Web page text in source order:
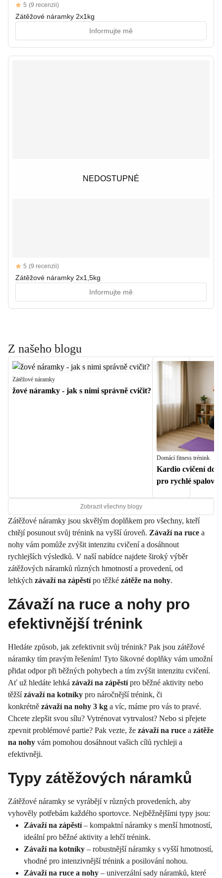
Reviews
5 out of 5 stars
5 (9 recenzii)
Zátěžové náramky 2x1kg
Informujte mě
NEDOSTUPNÉ
NEDOSTUPNÉ
Reviews
5 out of 5 stars
5 (9 recenzii)
Zátěžové náramky 2x1,5kg
Informujte mě
Z našeho blogu
Zátěžové náramky
žové náramky - jak s nimi správně cvičit?
Domácí fitness trénink
Kardio cvičení
pro rychlé
Zobrazit všechny blogy
Zátěžové náramky jsou skvělým doplňkem pro všechny, kteří
chtějí posunout svůj trénink na vyšší úroveň. Závaží na ruce a
nohy vám pomůže zvýšit intenzitu cvičení a dosáhnout
rychlejších výsledků. V naší nabídce najdete široký výběr
zátěžových náramků různých hmotností a provedení, od
lehkých závaží na zápěstípo těžké zátěže na nohy.
Závaží na ruce a nohy pro
efektivnější trénink
Hledáte způsob, jak zefektivnit svůj trénink? Pak jsou zátěžové
náramky tím pravým řešením! Tyto šikovné doplňky vám umožní
přidat odpor při běžných pohybech a tím zvýšit intenzitu cvičení.
Ať už hledáte lehká závaží na zápěstípro běžné aktivity nebo
těžšízávaží na kotníky pro náročnější trénink, či
konkrétně závaží na nohy 3 kg a víc, máme pro vás to pravé.
Chcete zlepšit svou sílu? Vytrénovat vytrvalost? Nebo si přejete
zpevnit problémové partie? Pak vezte, že závaží na ruce a zátěže
na nohy vám pomohou dosáhnout vašich cílů rychleji a
efektivněji.
Typy zátěžových náramků
Zátěžové náramky se vyrábějí v různých provedeních, aby
vyhověly potřebám každého sportovce. Nejběžnějšími typy jsou:
Závaží na zápěstí– kompaktní náramky s menší hmotností,
ideální pro běžné aktivity a lehčí trénink.
Závaží na kotníky – robustnější náramky s vyšší hmotností,
vhodné pro intenzivnější trénink a posilování nohou.
Závaží na ruce a nohy – univerzální sady náramků, které